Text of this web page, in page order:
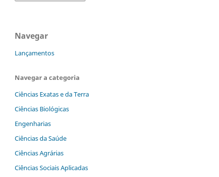
Navegar
Lançamentos
Navegar a categoria
Ciências Exatas e da Terra
Ciências Biológicas
Engenharias
Ciências da Saúde
Ciências Agrárias
Ciências Sociais Aplicadas